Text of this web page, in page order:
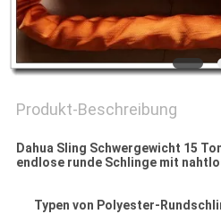
SITEMAP
PRIVACY
POLICY
Produkt-Beschreibung
Dahua Sling Schwergewicht 15
endlose runde Schlinge mit
Typen von Polyester-